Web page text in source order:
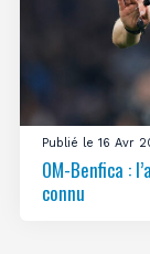
Publié le 16 Avr
OM-Benfica :
connu